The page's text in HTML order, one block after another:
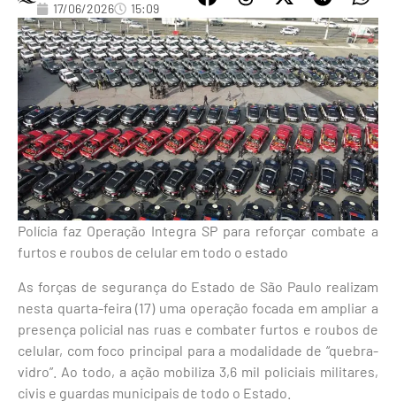
17/06/2026 15:09
Polícia faz Operação Integra SP para reforçar combate a
furtos e roubos de celular em todo o estado
As forças de segurança do Estado de São Paulo realizam
nesta quarta-feira (17) uma operação focada em ampliar a
presença policial nas ruas e combater furtos e roubos de
celular, com foco principal para a modalidade de “quebra-
vidro”. Ao todo, a ação mobiliza 3,6 mil policiais militares,
civis e guardas municipais de todo o Estado.